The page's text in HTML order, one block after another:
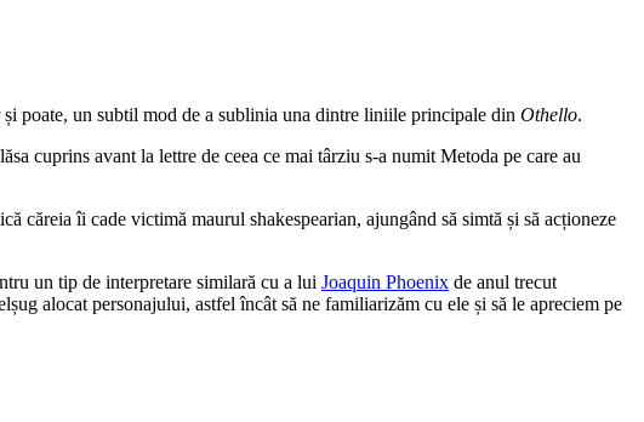
și poate, un subtil mod de a sublinia una dintre liniile principale din Othello.
cuprins avant la lettre de ceea ce mai târziu s-a numit Metoda pe care au
căreia îi cade victimă maurul shakespearian, ajungând să simtă și să acționeze
un tip de interpretare similară cu a lui Joaquin Phoenix de anul trecut
alocat personajului, astfel încât să ne familiarizăm cu ele și să le apreciem pe